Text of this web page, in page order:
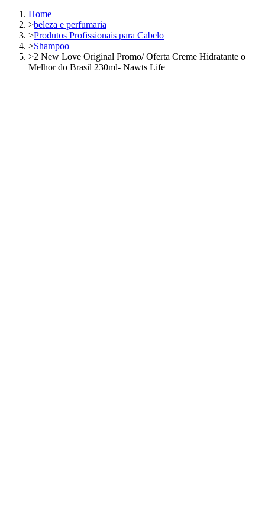
Home
>beleza e perfumaria
>Produtos Profissionais para Cabelo
>Shampoo
>2 New Love Original Promo/ Oferta Creme Hidratante o
Melhor do Brasil 230ml- Nawts Life